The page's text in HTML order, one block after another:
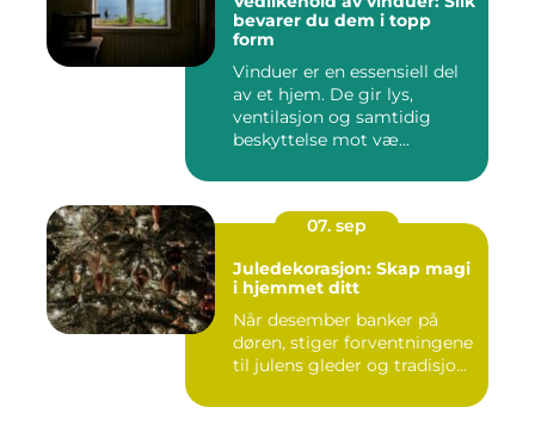
bevarer du dem i topp
form
Vinduer er en essensiell del
av et hjem. De gir lys,
ventilasjon og samtidig
beskyttelse mot væ...
07. sep
Juledekorasjon: Skap magi
i hjemmet ditt
Når desember banker på
døren, stiger forventningene
til julens gleder og tradisjo...